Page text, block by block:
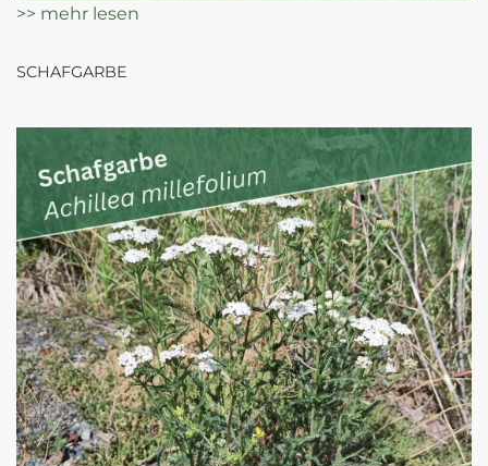
>> mehr lesen
SCHAFGARBE